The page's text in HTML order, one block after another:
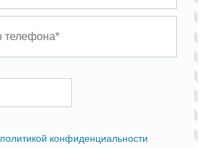
политикой конфиденциальности